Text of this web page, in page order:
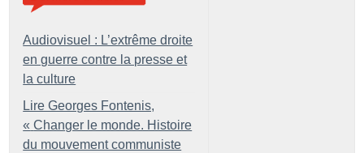
Audiovisuel : L’extrême droite
en guerre contre la presse et
la culture
Lire Georges Fontenis,
« Changer le monde. Histoire
du mouvement communiste